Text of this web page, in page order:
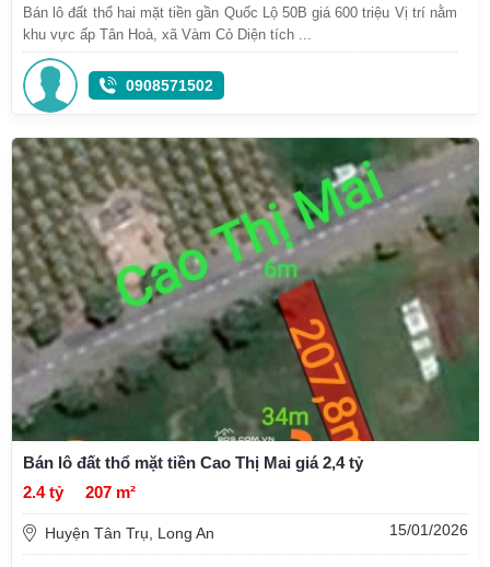
Bán lô đất thổ hai mặt tiền gần Quốc Lộ 50B giá 600 triệu Vị trí nằm
khu vực ấp Tân Hoà, xã Vàm Cỏ Diện tích ...
0908571502
Bán lô đất thổ mặt tiền Cao Thị Mai giá 2,4 tỷ
2.4 tỷ
207 m²
Huyện Tân Trụ, Long An 15/01/2026